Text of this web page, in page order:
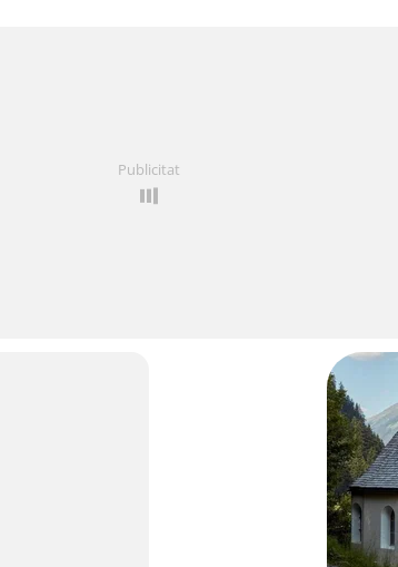
Publicitat